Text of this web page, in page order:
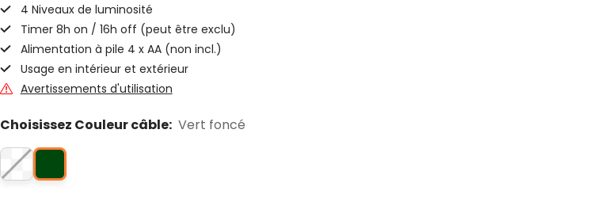
4 Niveaux de luminosité
Timer 8h on / 16h off (peut être exclu)
Alimentation à pile 4 x AA (non incl.)
Usage en intérieur et extérieur
Avertissements d'utilisation
Choisissez Couleur câble: Vert foncé